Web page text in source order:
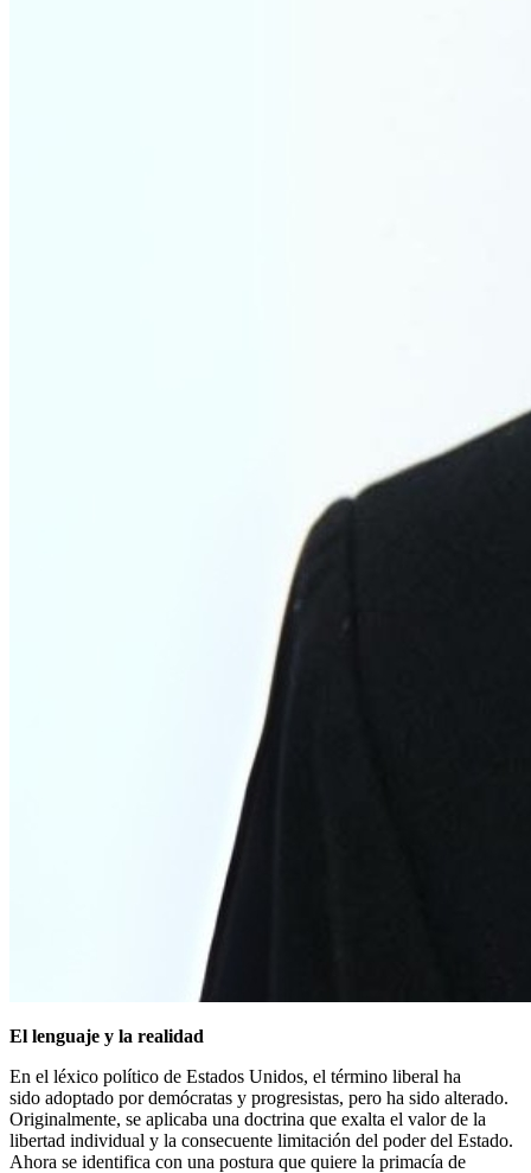
El lenguaje y la realidad
En el léxico político de Estados Unidos, el término liberal ha
sido adoptado por demócratas y progresistas, pero ha sido alterado.
Originalmente, se aplicaba una doctrina que exalta el valor de la
libertad individual y la consecuente limitación del poder del Estado.
Ahora se identifica con una postura que quiere la primacía de